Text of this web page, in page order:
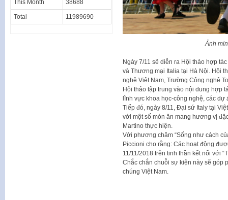
Ảnh
Ngày 7/11 sẽ diễn ra Hội thảo hợp
và Thương mại Italia tại Hà Nội. Hội
nghệ Việt Nam, Trường Công nghệ
Hội thảo tập trung vào nội dung hợp
lĩnh vực khoa học-công nghệ, các dự
Tiếp đó, ngày 8/11, Đại sứ Italy tại
với một số món ăn mang hương vị
Martino thực hiện.
Với phương châm “Sống như cách
Piccioni cho rằng: Các hoạt động
11/11/2018 trên tinh thần kết nối với
Chắc chắn chuỗi sự kiện này sẽ góp
chúng Việt Nam.
This Month 38688
Total 11989690